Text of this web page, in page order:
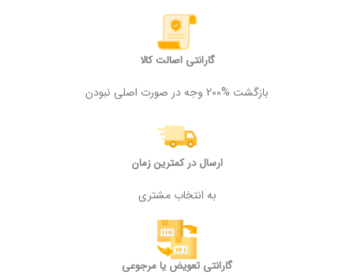
گارانتی اصالت کالا
بازگشت %200 وجه در صورت اصلی نبودن
ارسال در کمترین زمان
به انتخاب مشتری
گارانتی تعویض یا مرجوعی